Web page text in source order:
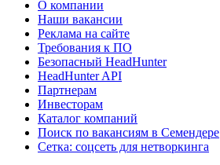
О компании
Наши вакансии
Реклама на сайте
Требования к ПО
Безопасный HeadHunter
HeadHunter API
Партнерам
Инвесторам
Каталог компаний
Поиск по вакансиям в Семендере
Сетка: соцсеть для нетворкинга